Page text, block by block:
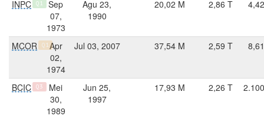
INPC Q1
Sep
07,
1973
Agu 23,
1990
20,02 M 2,86 T
MCOR Q1 Apr
02,
1974
Jul 03, 2007 37,54 M 2,59 T
BCIC Q3
Mei
30,
1989
Jun 25,
1997
17,93 M 2,26 T